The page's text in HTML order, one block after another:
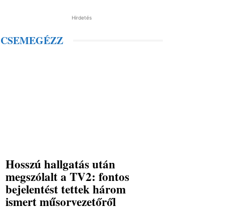
Hirdetés
CSEMEGÉZZ
Hosszú hallgatás után
megszólalt a TV2: fontos
bejelentést tettek három
ismert műsorvezetőről